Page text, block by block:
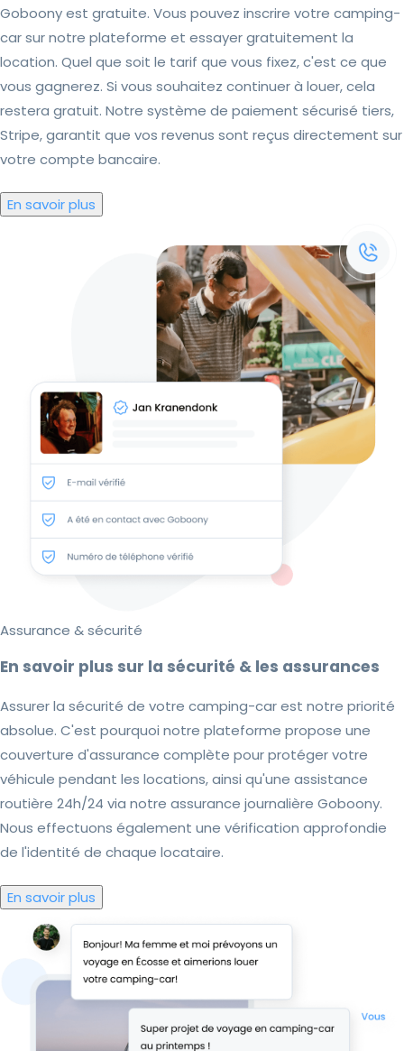
Goboony est gratuite. Vous pouvez inscrire votre camping-
car sur notre plateforme et essayer gratuitement la
location. Quel que soit le tarif que vous fixez, c'est ce que
vous gagnerez. Si vous souhaitez continuer à louer, cela
restera gratuit. Notre système de paiement sécurisé tiers,
Stripe, garantit que vos revenus sont reçus directement sur
votre compte bancaire.
En savoir plus
Assurance & sécurité
En savoir plus sur la sécurité & les assurances
Assurer la sécurité de votre camping-car est notre priorité
absolue. C'est pourquoi notre plateforme propose une
couverture d'assurance complète pour protéger votre
véhicule pendant les locations, ainsi qu'une assistance
routière 24h/24 via notre assurance journalière Goboony.
Nous effectuons également une vérification approfondie
de l'identité de chaque locataire.
En savoir plus